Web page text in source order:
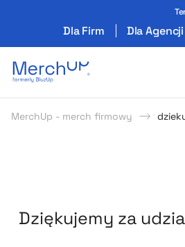
Dla Firm Dla Agencji
Odzież reklamowa z
MerchUp - merch firmowy
Dziękujemy za